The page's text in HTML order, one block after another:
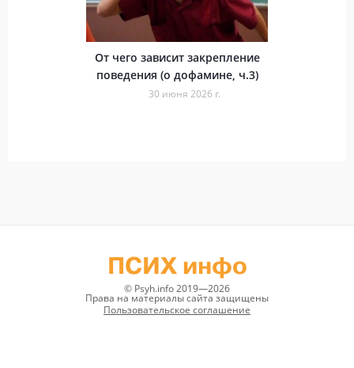
От чего зависит закрепление
поведения (о дофамине, ч.3)
30 июня 2026 г.
ПСИХ инфо
© Psyh.info 2019—2026
Права на материалы сайта защищены
Пользовательское соглашение